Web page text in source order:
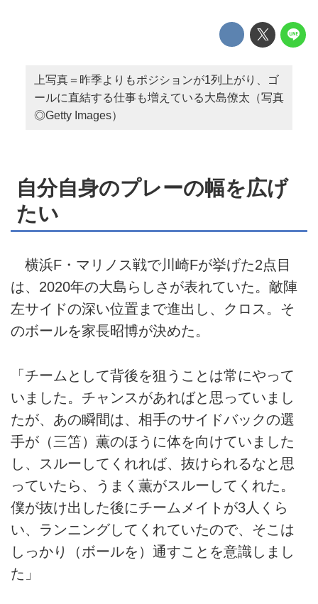
上写真＝昨季よりもポジションが1列上がり、ゴ
ールに直結する仕事も増えている大島僚太（写真
◎Getty Images）
自分自身のプレーの幅を広げ
たい
横浜F・マリノス戦で川崎Fが挙げた2点目
は、2020年の大島らしさが表れていた。敵陣
左サイドの深い位置まで進出し、クロス。そ
のボールを家長昭博が決めた。
「チームとして背後を狙うことは常にやって
いました。チャンスがあればと思っていまし
たが、あの瞬間は、相手のサイドバックの選
手が（三笘）薫のほうに体を向けていました
し、スルーしてくれれば、抜けられるなと思
っていたら、うまく薫がスルーしてくれた。
僕が抜け出した後にチームメイトが3人くら
い、ランニングしてくれていたので、そこは
しっかり（ボールを）通すことを意識しまし
た」